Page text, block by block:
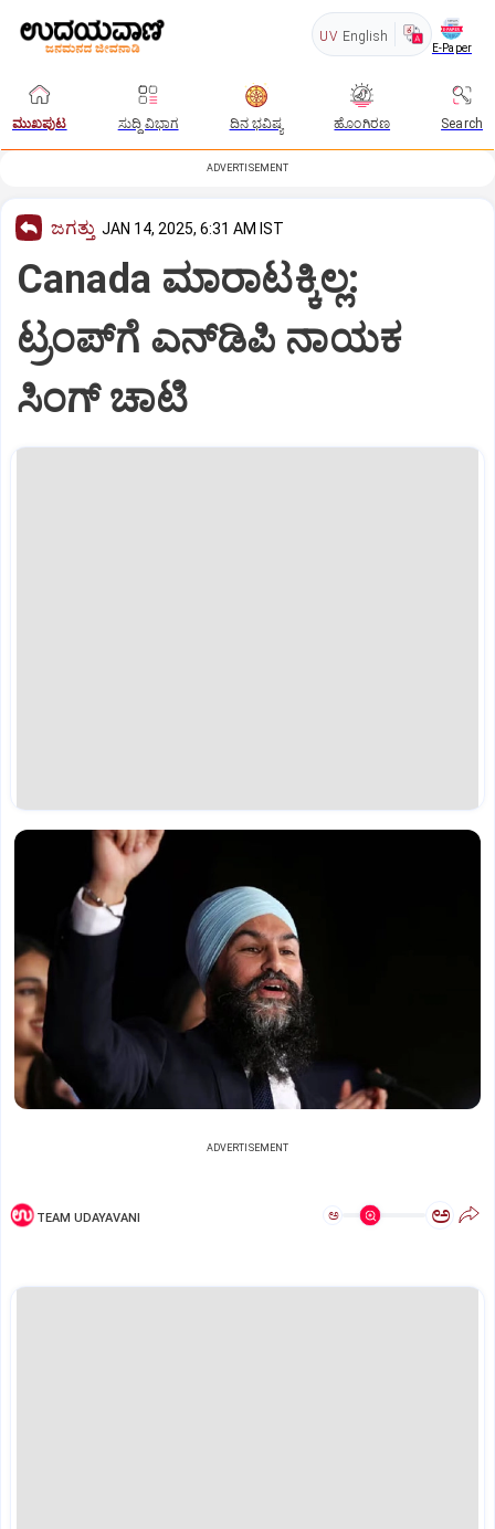
UV English
E-Paper
ಮುಖಪುಟ ಸುದ್ದಿ ವಿಭಾಗ ದಿನ ಭವಿಷ್ಯ ಹೊಂಗಿರಣ Search
ADVERTISEMENT
ಜಗತ್ತು JAN 14, 2025, 6:31 AM IST
Canada ಮಾರಾಟಕ್ಕಿಲ್ಲ:
ಟ್ರಂಪ್‌ಗೆ ಎನ್‌ಡಿಪಿ ನಾಯಕ
ಸಿಂಗ್‌ ಚಾಟಿ
ADVERTISEMENT
TEAM UDAYAVANI ಅ ಅ